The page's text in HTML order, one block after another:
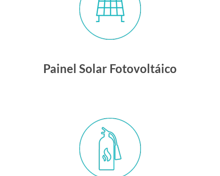
Painel Solar Fotovoltáico